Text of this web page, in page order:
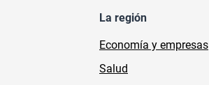
La región
Economía y empresas
Salud